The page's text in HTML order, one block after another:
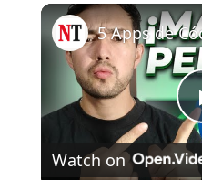
Unmute
Watch on